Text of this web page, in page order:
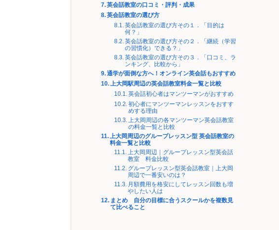
英会話教室の口コミ・評判・成果
英会話教室の選び方
英会話教室の選び方その１．「目的は
何？」
英会話教室の選び方その２．「継続（学習
の習慣化）できる？」
英会話教室の選び方その３．「口コミ、ラ
ンキング、比較から」
通学が面倒な方へ！オンライン英会話もおすすめ
上大岡駅周辺の英会話教室料金一覧と比較
英会話初心者はマンツーマンがおすすめ
初心者にマンツーマンレッスンをおすす
めする理由
上大岡周辺の各マンツーマン英会話教室
の料金一覧と比較
上大岡周辺のグループレッスン型 英会話教室の
料金一覧と比較
上大岡周辺｜グループレッスン型英会話
教室 料金比較
グループレッスン型英会話教室｜上大岡
周辺で一番安いのは？
月額費用を格安にしてレッスン回数も増
やしたい人は
まとめ 自分の目標に合うスクールかを複数見
て比べること